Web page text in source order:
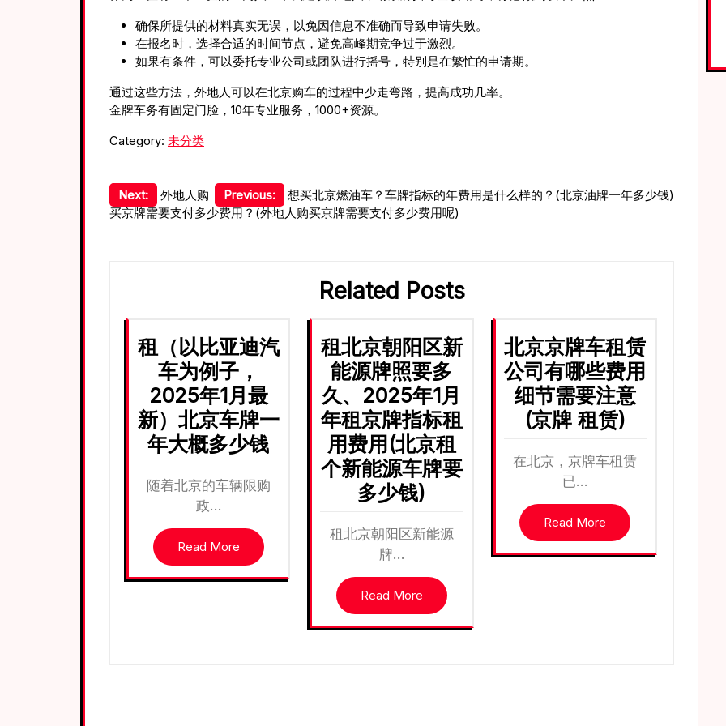
确保所提供的材料真实无误，以免因信息不准确而导致申请失败。
在报名时，选择合适的时间节点，避免高峰期竞争过于激烈。
如果有条件，可以委托专业公司或团队进行摇号，特别是在繁忙的申请期。
通过这些方法，外地人可以在北京购车的过程中少走弯路，提高成功几率。
金牌车务有固定门脸，10年专业服务，1000+资源。
Category: 未分类
文
Previous: 想买北京燃油车？车牌指标的年费用是什么样的？(北京油牌一年多少钱)
Next:
外地人购
买京牌需要支付多少费用？(外地人购买京牌需要支付多少费用呢)
Related Posts
租（以比亚迪汽
车为例子，
2025年1月最
新）北京车牌一
年大概多少钱
随着北京的车辆限购
政…
Read More
租北京朝阳区新
能源牌照要多
久、2025年1月
年租京牌指标租
用费用(北京租
个新能源车牌要
多少钱)
租北京朝阳区新能源
牌…
Read More
北京京牌车租赁
公司有哪些费用
细节需要注意
(京牌 租赁)
在北京，京牌车租赁
已…
Read More